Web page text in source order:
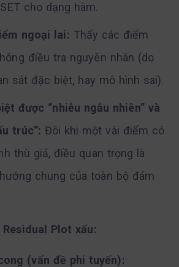
cho dạng hàm.
ngoại lai: Thấy các điểm
điều tra nguyên nhân (do
sát đặc biệt, hay mô hình sai).
được “nhiễu ngẫu nhiên” và
trúc”: Đôi khi một vài điểm có
thù giả, điều quan trọng là
chung của toàn bộ đám
Plot xấu:
(vấn đề phi tuyến):